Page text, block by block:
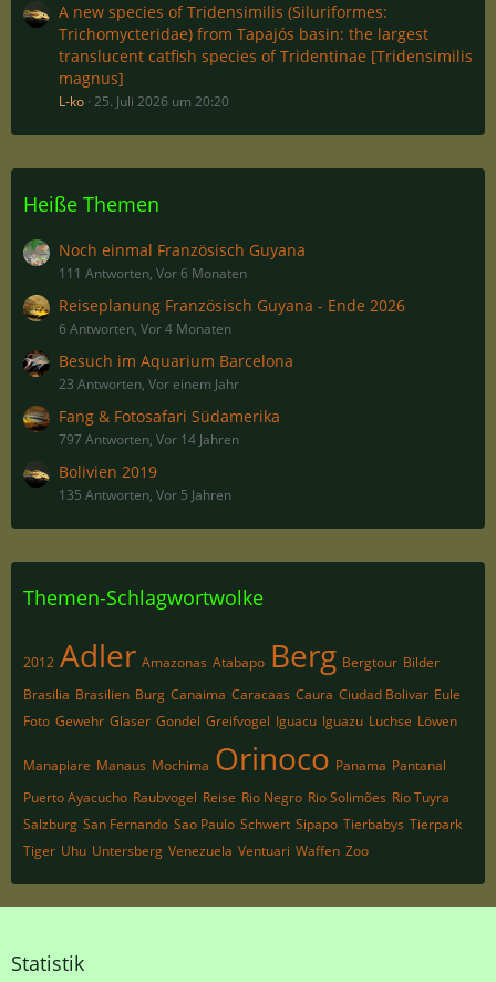
A new species of Tridensimilis (Siluriformes:
Trichomycteridae) from Tapajós basin: the largest
translucent catfish species of Tridentinae [Tridensimilis
magnus]
L-ko 25. Juli 2026 um 20:20
Heiße Themen
Noch einmal Französisch Guyana
111 Antworten, Vor 6 Monaten
Reiseplanung Französisch Guyana - Ende 2026
6 Antworten, Vor 4 Monaten
Besuch im Aquarium Barcelona
23 Antworten, Vor einem Jahr
Fang & Fotosafari Südamerika
797 Antworten, Vor 14 Jahren
Bolivien 2019
135 Antworten, Vor 5 Jahren
Themen-Schlagwortwolke
2012 Adler Amazonas Atabapo Berg Bergtour Bilder
Brasilia Brasilien Burg Canaima Caracaas Caura Ciudad Bolivar Eule
Foto Gewehr Glaser Gondel Greifvogel Iguacu Iguazu Luchse Löwen
Manapiare Manaus Mochima Orinoco Panama Pantanal
Puerto Ayacucho Raubvogel Reise Rio Negro Rio Solimões Rio Tuyra
Salzburg San Fernando Sao Paulo Schwert Sipapo Tierbabys Tierpark
Tiger Uhu Untersberg Venezuela Ventuari Waffen Zoo
Statistik